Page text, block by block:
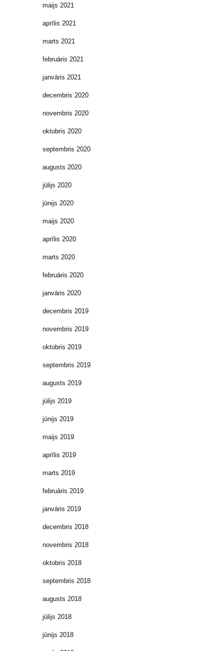
maijs 2021
aprīlis 2021
marts 2021
februāris 2021
janvāris 2021
decembris 2020
novembris 2020
oktobris 2020
septembris 2020
augusts 2020
jūlijs 2020
jūnijs 2020
maijs 2020
aprīlis 2020
marts 2020
februāris 2020
janvāris 2020
decembris 2019
novembris 2019
oktobris 2019
septembris 2019
augusts 2019
jūlijs 2019
jūnijs 2019
maijs 2019
aprīlis 2019
marts 2019
februāris 2019
janvāris 2019
decembris 2018
novembris 2018
oktobris 2018
septembris 2018
augusts 2018
jūlijs 2018
jūnijs 2018